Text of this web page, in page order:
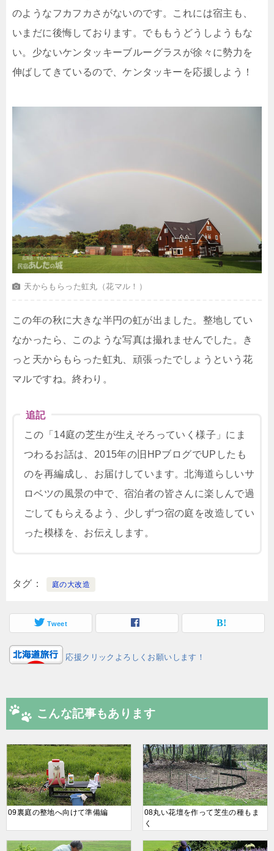
のようなフカフカさがないのです。これには宿主も、
いまだに後悔しております。でももうどうしようもな
い。少ないケンタッキーブルーグラスが徐々に勢力を
伸ばしてきているので、ケンタッキーを応援しよう！
天からもらった虹丸（花マル！）
この年の秋に大きな半円の虹が出ました。整地してい
なかったら、このような写真は撮れませんでした。き
っと天からもらった虹丸、頑張ったでしょうという花
マルですね。終わり。
追記
この「14庭の芝生が生えそろっていく様子」にま
つわるお話は、2015年の旧HPブログでUPしたも
のを再編成し、お届けしています。北海道らしいサ
ロベツの風景の中で、宿泊者の皆さんに楽しんで過
ごしてもらえるよう、少しずつ宿の庭を改造してい
った模様を、お伝えします。
タグ 庭の大改造
Tweet
応援クリックよろしくお願いします！
こんな記事もあります
09裏庭の整地へ向けて準備編
08丸い花壇を作って芝生の種もま
く